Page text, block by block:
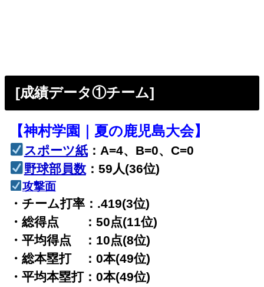
[成績データ①チーム]
【神村学園｜夏の鹿児島大会】
スポーツ紙：A=4、B=0、C=0
野球部員数：59人(36位)
攻撃面
・チーム打率：.419(3位)
・総得点 ：50点(11位)
・平均得点 ：10点(8位)
・総本塁打 ：0本(49位)
・平均本塁打：0本(49位)